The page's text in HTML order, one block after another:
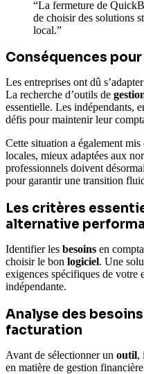
“La fermeture de
de choisir des solutions
local.”
Conséquences
Les entreprises ont dû
La recherche d’outils de
essentielle. Les indépendants,
défis pour maintenir leur
Cette situation a également
locales, mieux adaptées aux
professionnels doivent
pour garantir une transition
Les critères
alternative
Identifier les besoins en
choisir le bon logiciel. Une
exigences spécifiques de votre
indépendante.
Analyse des
facturation
Avant de sélectionner un outil,
en matière de gestion